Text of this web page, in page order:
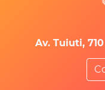
Av. Tuiuti,